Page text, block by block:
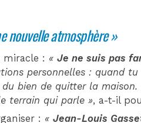
nouvelle atmosphère »
miracle : «Je ne suis pas
personnelles : quand
bien de quitter la maison.
terrain qui parle », a-t-il
: «Jean-Louis